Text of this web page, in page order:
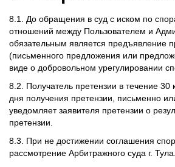
8.1. До обращения в суд с иском по
отношений между Пользователем и
обязательным является предъявление
(письменного предложения или
виде о добровольном урегулировании
8.2. Получатель претензии в течение
дня получения претензии, письменно
уведомляет заявителя претензии о
претензии.
8.3. При не достижении соглашения
рассмотрение Арбитражного суда г. Тула.